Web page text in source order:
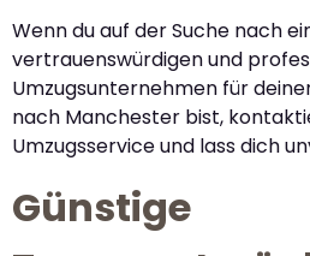
Wenn du auf der Suche nach
vertrauenswürdigen und
Umzugsunternehmen für
nach Manchester bist,
Umzugsservice und lass dich
Günstige